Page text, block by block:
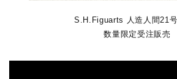
S.H.Figuarts 人造人間21
数量限定受注販売